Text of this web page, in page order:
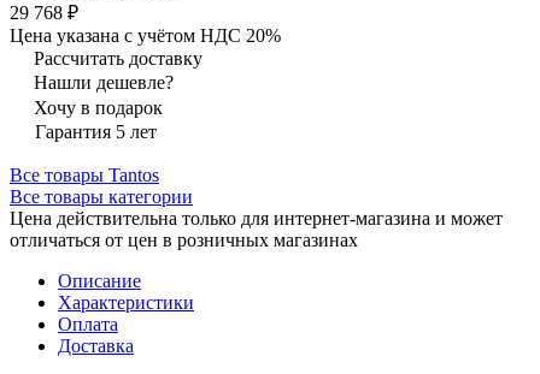
29 768 ₽
Цена указана с учётом НДС 20%
Рассчитать доставку
Нашли дешевле?
Хочу в подарок
Гарантия 5 лет
Все товары Tantos
Все товары категории
Цена действительна только для интернет-магазина и может
отличаться от цен в розничных магазинах
Описание
Характеристики
Оплата
Доставка